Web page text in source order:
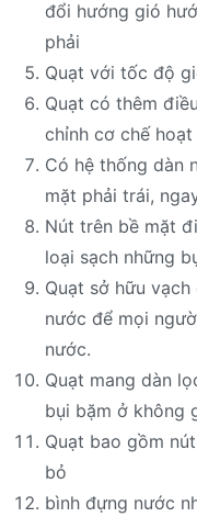
đổi hướng gió
phải
Quạt với tốc độ
Quạt có thêm
chỉnh cơ chế
Có hệ thống dàn
mặt phải trái,
Nút trên bề mặt
loại sạch những
Quạt sở hữu
nước để mọi
nước.
Quạt mang dàn
bụi bặm ở không
Quạt bao gồm
bỏ
bình đựng nước